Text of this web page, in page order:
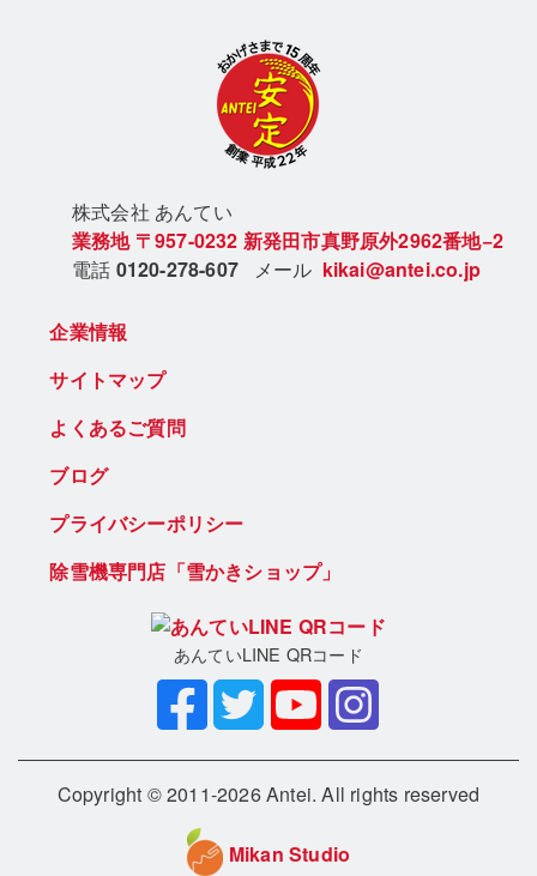
株式会社 あんてい
業務地 〒957-0232 新発田市真野原外2962番地−2
電話 0120-278-607 メール kikai@antei.co.jp
企業情報
サイトマップ
よくあるご質問
ブログ
プライバシーポリシー
除雪機専門店「雪かきショップ」
あんていLINE QRコード
Copyright © 2011-2026 Antei. All rights reserved
Mikan Studio